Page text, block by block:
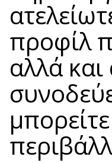
προφίλ
αλλά